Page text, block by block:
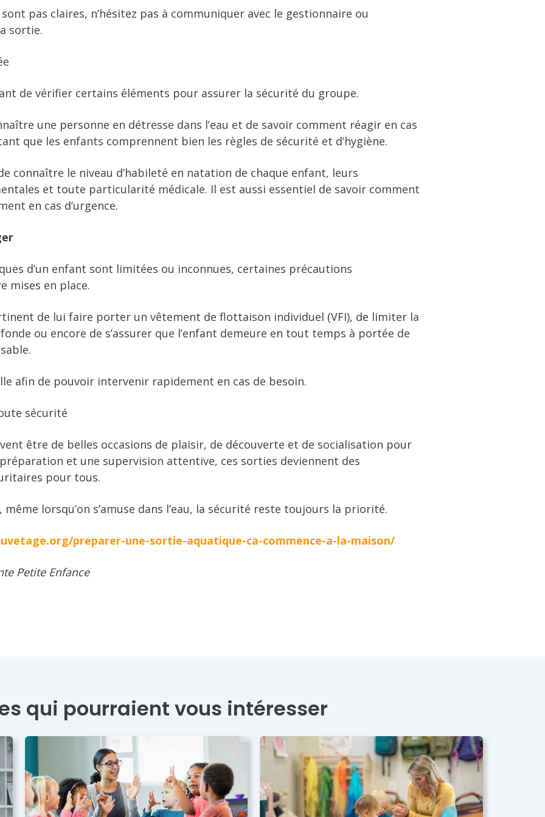
pas claires, n’hésitez pas à communiquer avec le gestionnaire ou
sortie.
de vérifier certains éléments pour assurer la sécurité du groupe.
une personne en détresse dans l’eau et de savoir comment réagir en cas
que les enfants comprennent bien les règles de sécurité et d’hygiène.
connaître le niveau d’habileté en natation de chaque enfant, leurs
et toute particularité médicale. Il est aussi essentiel de savoir comment
en cas d’urgence.
d’un enfant sont limitées ou inconnues, certaines précautions
mises en place.
de lui faire porter un vêtement de flottaison individuel (VFI), de limiter la
ou encore de s’assurer que l’enfant demeure en tout temps à portée de
afin de pouvoir intervenir rapidement en cas de besoin.
sécurité
être de belles occasions de plaisir, de découverte et de socialisation pour
et une supervision attentive, ces sorties deviennent des
pour tous.
même lorsqu’on s’amuse dans l’eau, la sécurité reste toujours la priorité.
preparer-une-sortie-aquatique-ca-commence-a-la-maison/
Petite Enfance
qui pourraient vous intéresser